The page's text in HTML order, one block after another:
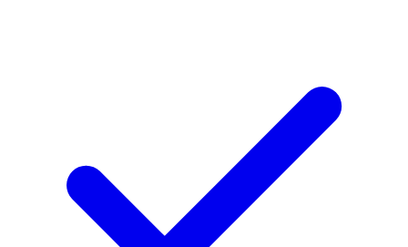
基於信仰的喪親支援
對於父親